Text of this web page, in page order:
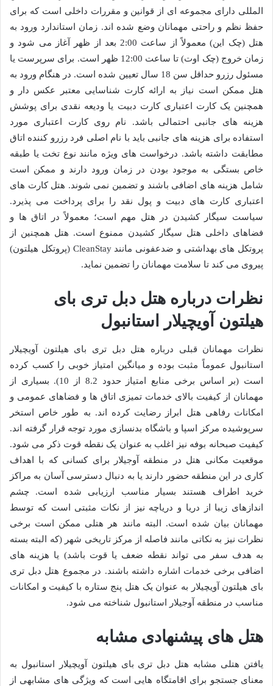
المللی دارای مجموعه ای از قوانین و مقررات داخلی است که برای
حفظ نظم و راحتی مهمانان وضع شده اند. زمان استاندارد ورود به
هتل (چک این) معمولاً از ساعت 2:00 بعد از ظهر آغاز می شود و
زمان خروج (چک اوت) تا ساعت 12:00 ظهر است. برای سرپرست یا
مسئول رزرو حداقل سن 18 سال تعیین شده است. در هنگام ورود به
هتل ممکن است نیاز به ارائه کارت شناسایی معتبر عکس دار و
همچنین یک کارت اعتباری کارت دبیت یا ودیعه نقدی برای پوشش
هزینه های جانبی احتمالی باشد. نام روی کارت اعتباری مورد
استفاده برای هزینه های جانبی باید با نام اصلی فرد رزرو کننده اتاق
مطابقت داشته باشد. درخواست های ویژه مانند نوع تخت یا طبقه
خاص بستگی به موجود بودن در زمان ورود دارند و ممکن است
شامل هزینه های اضافی باشند و تضمین نمی شوند. هتل کارت های
اعتباری کارت های دبیت و پول نقد را برای پرداخت می پذیرد.
سیاست سیگار کشیدن در هتل مهم است؛ معمولاً در اتاق ها و
فضاهای داخلی هتل سیگار کشیدن ممنوع است. هتل همچنین از
پروتکل های بهداشتی و ضدعفونی مانند CleanStay (پروتکل هیلتون)
پیروی می کند تا سلامت مهمانان را تضمین نماید.
نظرات درباره هتل دبل تری بای
هیلتون آویچیلار استانبول
نظرات مهمانان قبلی درباره هتل دبل تری بای هیلتون آویچیلار
استانبول عموماً مثبت بوده و میانگین امتیاز خوبی را کسب کرده
است (بر اساس برخی منابع امتیاز حدود 8.2 از 10). بسیاری از
مهمانان از کیفیت بالای خدمات تمیزی اتاق ها و فضاهای عمومی و
امکانات رفاهی هتل ابراز رضایت کرده اند. به طور خاص استخر
سرپوشیده مرکز اسپا و باشگاه بدنسازی مورد توجه قرار گرفته اند.
کیفیت صبحانه بوفه نیز اغلب به عنوان یک نقطه قوت ذکر می شود.
موقعیت مکانی هتل در منطقه آوجیلار برای کسانی که با اهداف
کاری در این منطقه حضور دارند یا به دنبال دسترسی آسان به مراکز
خرید اطراف هستند بسیار مناسب ارزیابی شده است. چشم
اندازهای زیبا از دریا و دریاچه نیز از نکات مثبتی است که توسط
مهمانان بیان شده است. البته مانند هر هتلی ممکن است برخی
نظرات نیز به نکاتی مانند فاصله از مرکز تاریخی شهر (که البته بسته
به هدف سفر می تواند نقطه ضعف یا قوت باشد) یا هزینه های
اضافی برخی خدمات اشاره داشته باشند. در مجموع هتل دبل تری
بای هیلتون آویچیلار به عنوان یک هتل پنج ستاره با کیفیت و امکانات
مناسب در منطقه آوجیلار استانبول شناخته می شود.
هتل های پیشنهادی مشابه
یافتن هتلی مشابه هتل دبل تری بای هیلتون آویچیلار استانبول به
معنای جستجو برای اقامتگاه هایی است که ویژگی های مشابهی از